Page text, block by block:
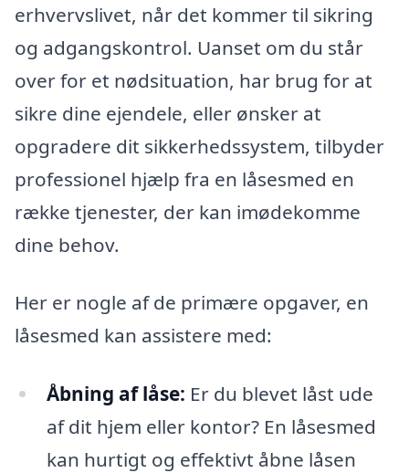
erhvervslivet, når det kommer til sikring
og adgangskontrol. Uanset om du står
over for et nødsituation, har brug for at
sikre dine ejendele, eller ønsker at
opgradere dit sikkerhedssystem, tilbyder
professionel hjælp fra en låsesmed en
række tjenester, der kan imødekomme
dine behov.
Her er nogle af de primære opgaver, en
låsesmed kan assistere med:
Åbning af låse: Er du blevet låst ude
af dit hjem eller kontor? En låsesmed
kan hurtigt og effektivt åbne låsen